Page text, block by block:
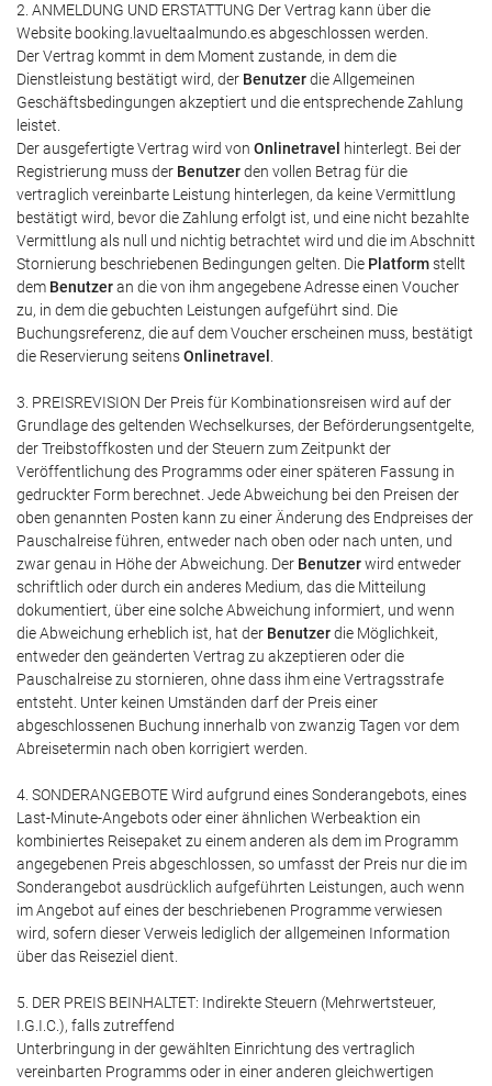
2. ANMELDUNG UND ERSTATTUNG Der Vertrag kann über die
Website booking.lavueltaalmundo.es abgeschlossen werden.
Der Vertrag kommt in dem Moment zustande, in dem die
Dienstleistung bestätigt wird, der Benutzerdie Allgemeinen
Geschäftsbedingungen akzeptiert und die entsprechende Zahlung
leistet.
Der ausgefertigte Vertrag wird von Onlinetravel
hinterlegt. Bei der
Registrierung muss der Benutzerden vollen Betrag für die
vertraglich vereinbarte Leistung hinterlegen, da keine Vermittlung
bestätigt wird, bevor die Zahlung erfolgt ist, und eine nicht bezahlte
Vermittlung als null und nichtig betrachtet wird und die im Abschnitt
Stornierung beschriebenen Bedingungen gelten. Die Platformstellt
dem Benutzeran die von ihm angegebene Adresse einen Voucher
zu, in dem die gebuchten Leistungen aufgeführt sind. Die
Buchungsreferenz, die auf dem Voucher erscheinen muss, bestätigt
die Reservierung seitensOnlinetravel
3. PREISREVISION Der Preis für Kombinationsreisen wird auf der
Grundlage des geltenden Wechselkurses, der Beförderungsentgelte,
der Treibstoffkosten und der Steuern zum Zeitpunkt der
Veröffentlichung des Programms oder einer späteren Fassung in
gedruckter Form berechnet. Jede Abweichung bei den Preisen der
oben genannten Posten kann zu einer Änderung des Endpreises der
Pauschalreise führen, entweder nach oben oder nach unten, und
zwar genau in Höhe der Abweichung. Der Benutzerwird entweder
schriftlich oder durch ein anderes Medium, das die Mitteilung
dokumentiert, über eine solche Abweichung informiert, und wenn
die Abweichung erheblich ist, hat der Benutzerdie Möglichkeit,
entweder den geänderten Vertrag zu akzeptieren oder die
Pauschalreise zu stornieren, ohne dass ihm eine Vertragsstrafe
entsteht. Unter keinen Umständen darf der Preis einer
abgeschlossenen Buchung innerhalb von zwanzig Tagen vor dem
Abreisetermin nach oben korrigiert werden.
4. SONDERANGEBOTE Wird aufgrund eines Sonderangebots, eines
Last-Minute-Angebots oder einer ähnlichen Werbeaktion ein
kombiniertes Reisepaket zu einem anderen als dem im Programm
angegebenen Preis abgeschlossen, so umfasst der Preis nur die im
Sonderangebot ausdrücklich aufgeführten Leistungen, auch wenn
im Angebot auf eines der beschriebenen Programme verwiesen
wird, sofern dieser Verweis lediglich der allgemeinen Information
über das Reiseziel dient.
5. DER PREIS BEINHALTET: Indirekte Steuern (Mehrwertsteuer,
I.G.I.C.), falls zutreffend
Unterbringung in der gewählten Einrichtung des vertraglich
vereinbarten Programms oder in einer anderen gleichwertigen